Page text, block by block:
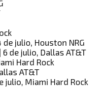
de julio, Houston NRG
| 6 de julio, Dallas AT&T
Hard Rock
AT&T
julio, Miami Hard Rock